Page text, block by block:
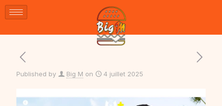
Published by Big M on 4 juillet 2025